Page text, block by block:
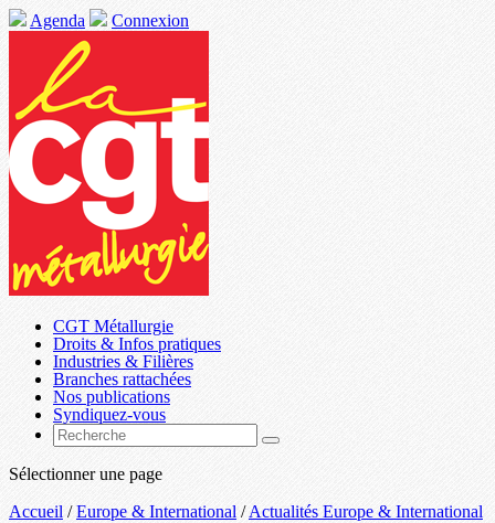
Agenda Connexion
CGT Métallurgie
Droits & Infos pratiques
Industries & Filières
Branches rattachées
Nos publications
Syndiquez-vous
Sélectionner une page
Accueil /Europe & International /Actualités Europe & International